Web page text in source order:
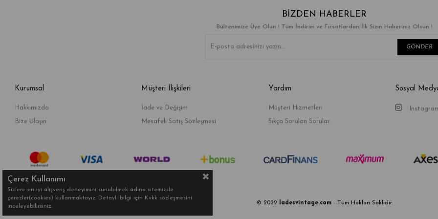
BIZDEN HABERLER
Bültenimize Üye Olun ! Tüm İndirim ve Fırsatlardan İlk Sizin Haberiniz Olsun !
GÖNDER
Kurumsal
Hakkımızda
Bize Ulaşın
Müşteri İlişkileri
İade ve Değişim
Mesafeli Satış Sözleşmesi
Yardım
Müşteri Hizmetleri
Sıkça Sorulan Sorular
Sosyal
© 2022 ladesvintage.com- Tüm Hakları Saklıdır.
Çerez Kullanımı
Sizlere en iyi alışveriş deneyimini sunabilmek adına sitemizde
çerezler(cookies) kullanmaktayız. Detaylı bilgi için Kvkk sözleşmesini
inceleyebilirsiniz.